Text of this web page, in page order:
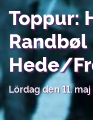
Toppur:
Randbøl
Hede/
Lördag den 11.